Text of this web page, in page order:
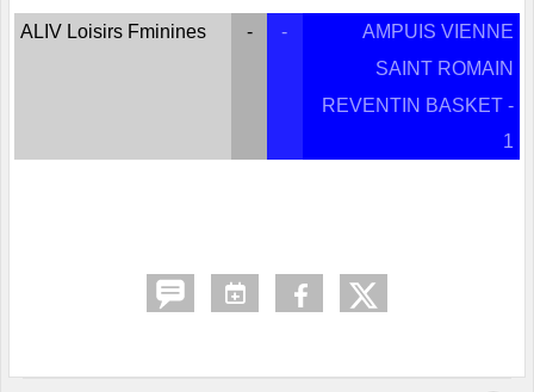
ALIV Loisirs Fminines - -
AMPUIS VIENNE
SAINT ROMAIN
REVENTIN BASKET -
1